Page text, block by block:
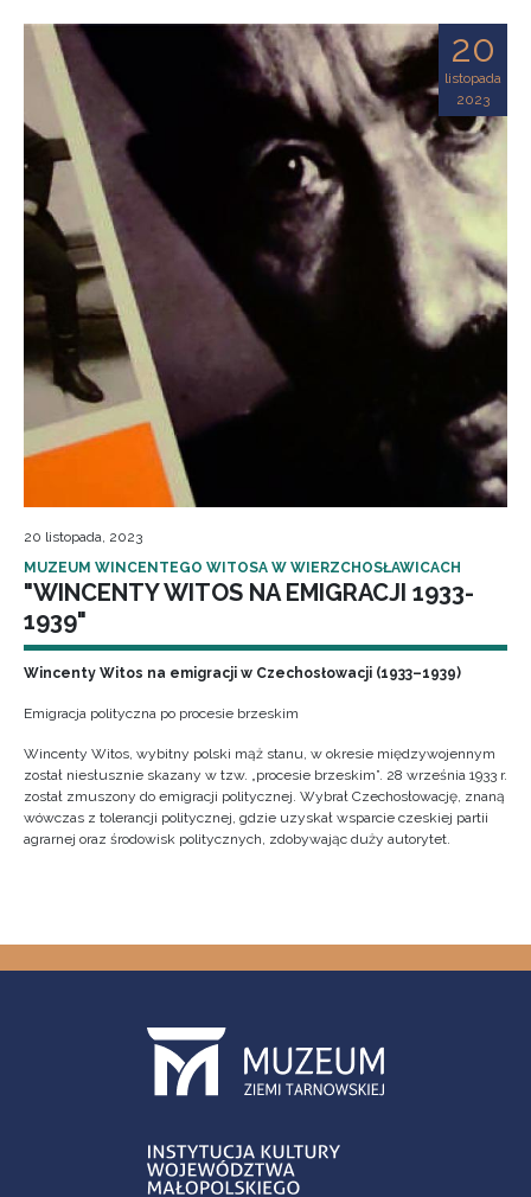
20
listopada
2023
20 listopada, 2023
MUZEUM WINCENTEGO WITOSA W WIERZCHOSŁAWICACH
"WINCENTY WITOS NA EMIGRACJI 1933-
1939"
Wincenty Witos na emigracji w Czechosłowacji (1933–1939)
Emigracja polityczna po procesie brzeskim
Wincenty Witos, wybitny polski mąż stanu, w okresie międzywojennym
został niesłusznie skazany w tzw. „procesie brzeskim”. 28 września 1933 r.
został zmuszony do emigracji politycznej. Wybrał Czechosłowację, znaną
wówczas z tolerancji politycznej, gdzie uzyskał wsparcie czeskiej partii
agrarnej oraz środowisk politycznych, zdobywając duży autorytet.